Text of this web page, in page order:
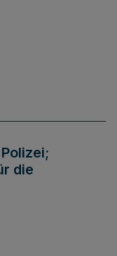
die